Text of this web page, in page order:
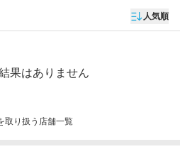
人気順
果はありません
取り扱う店舗一覧